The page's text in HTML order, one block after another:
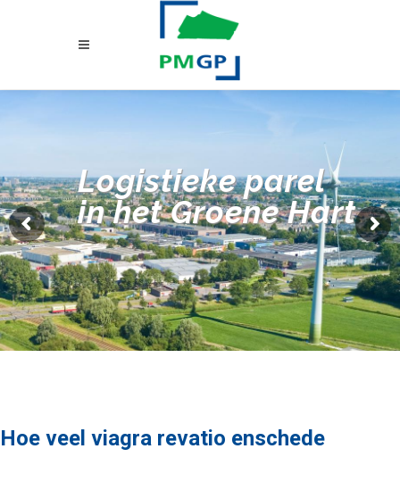
Logistieke parel
in het Groene Hart
Hoe veel viagra revatio enschede